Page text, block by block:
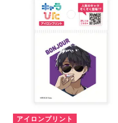
アイロンプリント